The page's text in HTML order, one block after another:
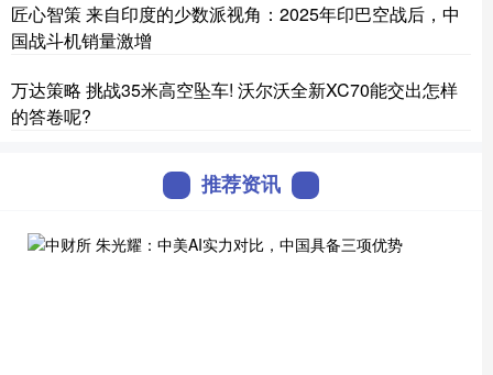
匠心智策 来自印度的少数派视角：2025年印巴空战后，中
国战斗机销量激增
万达策略 挑战35米高空坠车! 沃尔沃全新XC70能交出怎样
的答卷呢?
推荐资讯